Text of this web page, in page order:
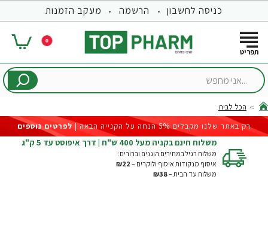
כניסה לחשבון הרשמה מעקב הזמנות
0
...אני
home
הכל לבית
רק באתר שלנו מקבלים 5% הנחה על הקנייה הבאה |
לפרטים נוספים
משלוח חינם בקניה מעל 400 ש"ח | דרך איפוסט עד 5 ק"ג
משלוח רגיל במחירים הוגנים וברורים:
איסוף מנקודות איסוף ולוקרים – ₪22
משלוח עד הבית –₪38